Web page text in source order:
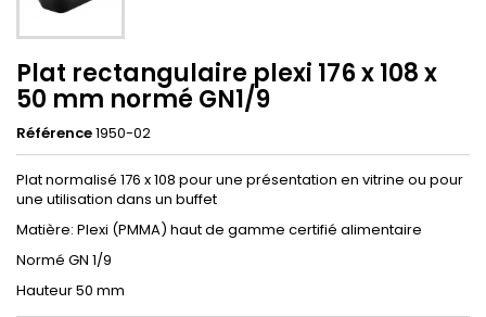
Plat rectangulaire plexi 176 x 108 x
50 mm normé GN1/9
Référence1950-02
Plat normalisé 176 x 108 pour une présentation en vitrine ou pour
une utilisation dans un buffet
Matière: Plexi (PMMA) haut de gamme certifié alimentaire
Normé GN 1/9
Hauteur 50 mm